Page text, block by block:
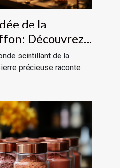
de la
Découvrez
scintillant de la
précieuse raconte